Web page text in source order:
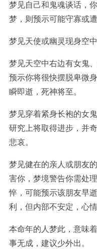
梦见自己和鬼魂谈话，
梦，则预示可能守寡或遭
梦见天使或幽灵现身空
梦见天空中右边有女鬼
预示你将很快摆脱卑微
瞬即逝，死神将至。
梦见穿着紧身长袍的女
研究上将取得进步，并
悲哀。
梦见健在的亲人或朋友
害你，梦境警告你需处
悴，可能预示该朋友早
利，但内部不安定，心情
本命年的人梦此，意味
事无成，建议少外出。